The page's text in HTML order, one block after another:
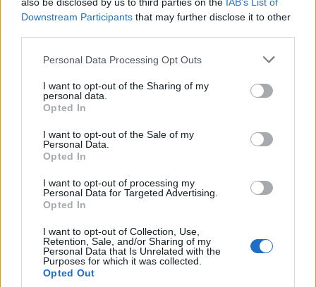
Downstream Participants that may further disclose it to other
Personal Data Processing Opt Outs
I want to opt-out of the Sharing of my
personal data.
Opted In
I want to opt-out of the Sale of my
Personal Data.
Opted In
I want to opt-out of processing my
Personal Data for Targeted Advertising.
Opted In
I want to opt-out of Collection, Use,
Retention, Sale, and/or Sharing of my
Personal Data that Is Unrelated with the
Purposes for which it was collected.
Opted Out
Puttelitens projekt Audi S2 Avant. Back
med JDM inspiration.
Senaste inlägget av
Manta b som ska räddas (kaross eller
delar sökes)
Senaste inlägget av
Huggern goes big block with 427 ZL-1! 551 svar
Senaste inlägget av
Camaro som bruksbil?! 57 svar
Senaste inlägget av Ev_volvo142 torsdag 22:10 Projekt
Volkswagen split bus t1 1962